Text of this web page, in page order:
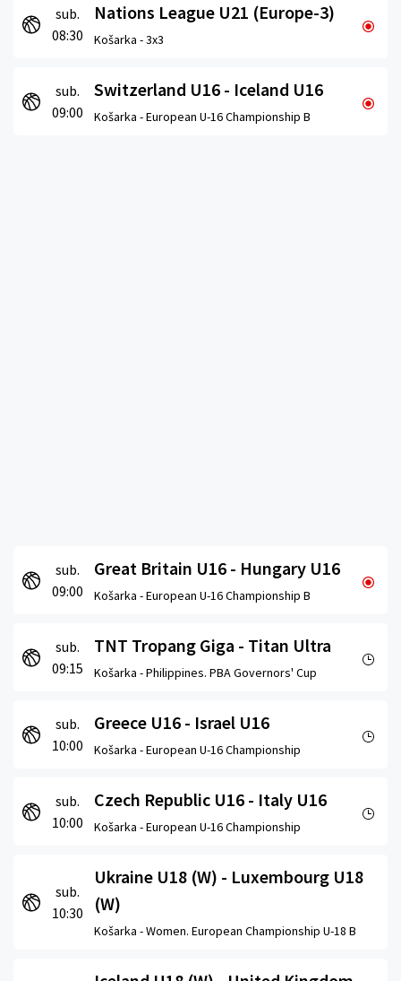
sub.
08:30
Nations League U21 (Europe-3)
Košarka -3x3
sub.
09:00
Switzerland U16 - Iceland U16
Košarka -European U-16 Championship B
sub.
09:00
Great Britain U16 - Hungary U16
Košarka -European U-16 Championship B
sub.
09:15
TNT Tropang Giga - Titan Ultra
Košarka -Philippines. PBA Governors' Cup
sub.
10:00
Greece U16 - Israel U16
Košarka -European U-16 Championship
sub.
10:00
Czech Republic U16 - Italy U16
Košarka -European U-16 Championship
sub.
10:30
Ukraine U18 (W) - Luxembourg U18
(W)
Košarka -Women. European Championship U-18 B